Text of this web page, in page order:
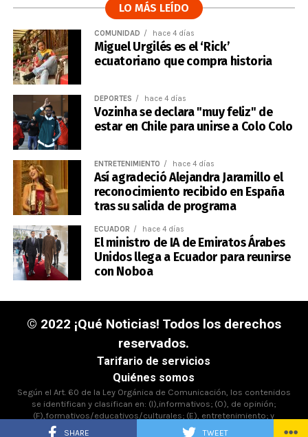
SHARE TWEET
LO MÁS LEÍDO
COMUNIDAD hace 4 días
Miguel Urgilés es el ‘Rick’
ecuatoriano que compra historia
DEPORTES hace 4 días
Vozinha se declara "muy feliz" de
estar en Chile para unirse a Colo Colo
ENTRETENIMIENTO hace 4 días
Así agradeció Alejandra Jaramillo el
reconocimiento recibido en España
tras su salida de programa
ECUADOR hace 4 días
El ministro de IA de Emiratos Árabes
Unidos llega a Ecuador para reunirse
con Noboa
© 2022 ¡Qué Noticias! Todos los derechos
reservados.
Tarifario de servicios
Quiénes somos
Según el Art. 60 de la Ley Orgánica de Comunicación, los contenidos
se identifican y clasifican en: (I),informativos; (O), de opinión;
(F),formativos/educativos/culturales; (E), entretenimiento; y
(D),deportivos.